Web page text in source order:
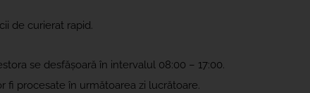
de curierat rapid.
se desfășoară în intervalul 08:00 – 17:00.
fi procesate în următoarea zi lucrătoare.